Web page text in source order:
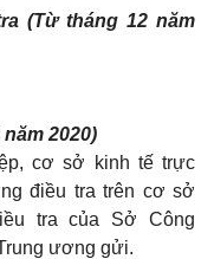
(Từ tháng 12 năm
2020)
cơ sở kinh tế trực
điều tra trên cơ sở
tra của Sở Công
ương gửi.